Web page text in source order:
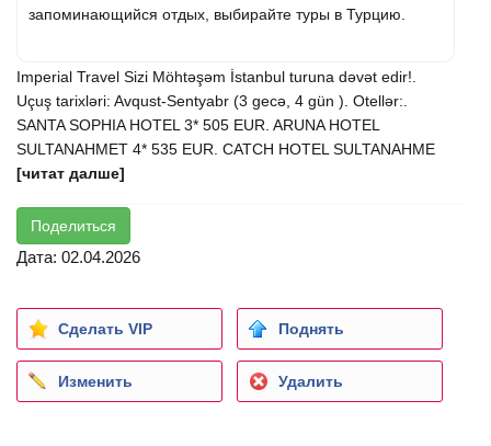
запоминающийся отдых, выбирайте туры в Турцию.
Imperial Travel Sizi Möhtəşəm İstanbul turuna dəvət edir!.
Uçuş tarixləri: Avqust-Sentyabr (3 gecə, 4 gün ). Otellər:.
SANTA SOPHIA HOTEL 3* 505 EUR. ARUNA HOTEL
SULTANAHMET 4* 535 EUR. CATCH HOTEL SULTANAHME
[читат далше]
Поделиться
Дата: 02.04.2026
Сделать VIP Поднять
Изменить Удалить